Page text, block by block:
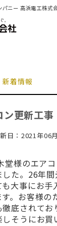
ニー 高浜電工株式
新着情報
ン更新工事
日：2021年06
堂様のエア
た。26年
大事にお手
。お客様の
底されてお
そうにお買